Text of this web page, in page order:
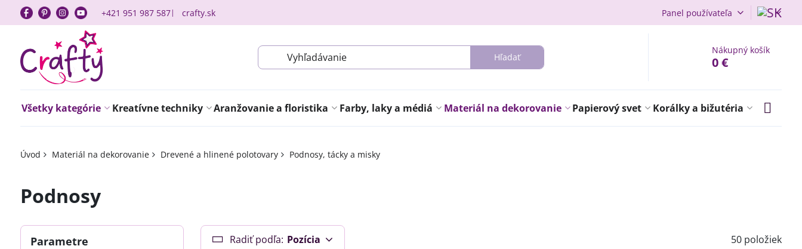
+421 951 987 587 crafty.sk Panel používateľa
Hľadať
Nákupný košík
0 €
Všetky kategórie Kreatívne techniky Aranžovanie a floristika Farby, laky a médiá Materiál na dekorovanie Papierový svet Korálky a bižutéria
Úvod Materiál na dekorovanie Drevené a hlinené polotovary Podnosy, tácky a misky
Podnosy
Radiť podľa: Pozícia 50 položiek
Parametre